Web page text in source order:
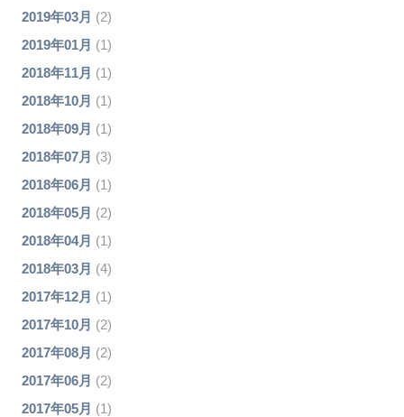
2019年03月 (2)
2019年01月 (1)
2018年11月 (1)
2018年10月 (1)
2018年09月 (1)
2018年07月 (3)
2018年06月 (1)
2018年05月 (2)
2018年04月 (1)
2018年03月 (4)
2017年12月 (1)
2017年10月 (2)
2017年08月 (2)
2017年06月 (2)
2017年05月 (1)